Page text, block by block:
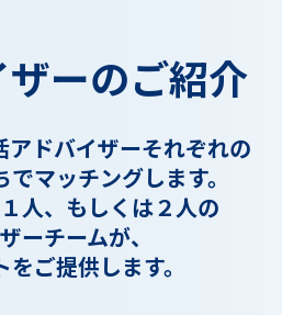
ーのご紹介
ドバイザーそれぞれの
マッチングします。
人、もしくは２人の
ーチームが、
ご提供します。